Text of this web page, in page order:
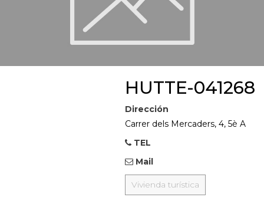
HUTTE-041268
Dirección
Carrer dels Mercaders, 4, 5è A
TEL
Mail
Vivienda turística